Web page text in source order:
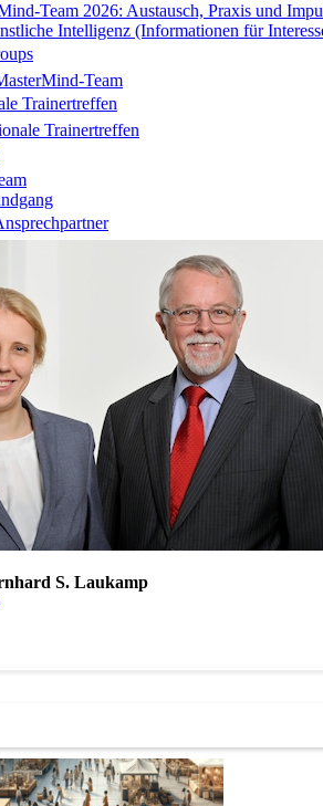
Team 2026: Austausch, Praxis und
Intelligenz (Informationen für
Team
Trainertreffen
Trainertreffen
S. Laukamp